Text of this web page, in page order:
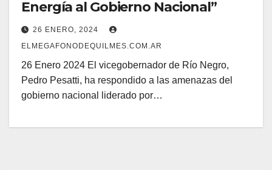
Energía al Gobierno Nacional”
26 ENERO, 2024
ELMEGAFONODEQUILMES.COM.AR
26 Enero 2024 El vicegobernador de Río Negro,
Pedro Pesatti, ha respondido a las amenazas del
gobierno nacional liderado por…